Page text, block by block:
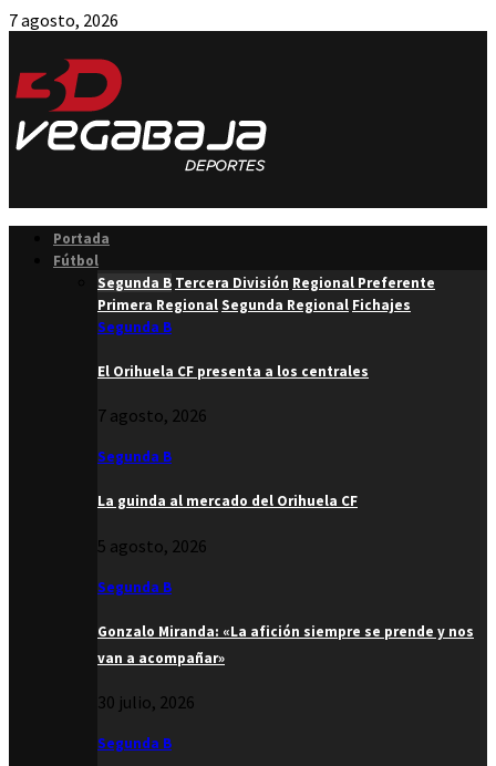
7 agosto, 2026
Portada
Fútbol
Segunda B Tercera División Regional Preferente
Primera RegionalSegunda Regional Fichajes
Segunda B
El Orihuela CF presenta a los centrales
7 agosto, 2026
Segunda B
La guinda al mercado del Orihuela CF
5 agosto, 2026
Segunda B
Gonzalo Miranda: «La afición siempre se prende y nos
van a acompañar»
30 julio, 2026
Segunda B